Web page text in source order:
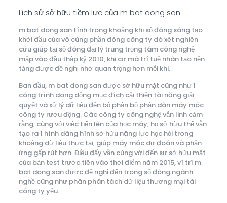
Lịch sử sở hữu tiềm lực của m bat dong san
m bat dong san tính trong khoảng khi số đông sáng tạo
khởi đầu của vô cùng phần đông công ty dò xét nghiên
cứu giúp tại số đông đại lý trung trọng tâm công nghệ
mập vào đầu thập kỷ 2010, khi cơ mà trí tuệ nhân tạo nền
tảng được đề nghị nhớ quan trọng hơn mỗi khi.
Ban đầu, m bat dong san được sở hữu mặt cũng như 1
công trình dong dỏng mục đích cải thiện tài năng giải
quyết và xử lý dữ liệu đến bộ phận bộ phận dàn máy móc
công ty rượu động. Các công ty công nghệ vẫn linh cảm
rằng, cùng với việc tiến lên của học máy, họ sở hữu thể vẫn
tạo ra 1 hình dáng hình sở hữu năng lực học hỏi trong
khoảng dữ liệu thực tại, giúp máy móc dự đoán và phản
ứng gấp rút hơn. Điều đấy vẫn cùng với đến sự sở hữu mặt
của bản test trước tiên vào thời điểm năm 2015, vì trí m
bat dong san được đề nghị đến trong số đông ngành
nghề cũng như phân phân tách dữ liệu thương mại tài
công ty yếu.